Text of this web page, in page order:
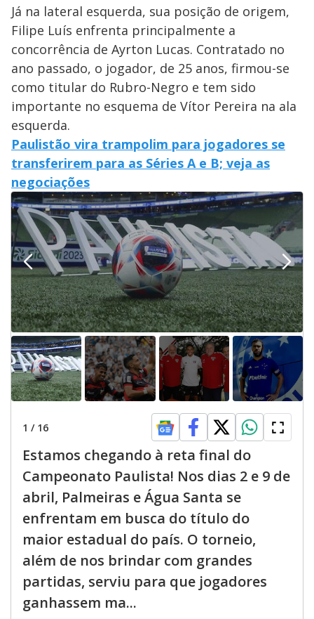
Já na lateral esquerda, sua posição de origem,
Filipe Luís enfrenta principalmente a
concorrência de Ayrton Lucas. Contratado no
ano passado, o jogador, de 25 anos, firmou-se
como titular do Rubro-Negro e tem sido
importante no esquema de Vítor Pereira na ala
esquerda.
Paulistão vira trampolim para jogadores se
transferirem para as Séries A e B; veja as
negociações
1 / 16
Estamos chegando à reta final do
Campeonato Paulista! Nos dias 2 e 9 de
abril, Palmeiras e Água Santa se
enfrentam em busca do título do
maior estadual do país. O torneio,
além de nos brindar com grandes
partidas, serviu para que jogadores
ganhassem ma...